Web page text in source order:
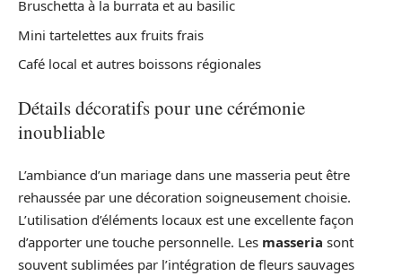
Bruschetta à la burrata et au basilic
Mini tartelettes aux fruits frais
Café local et autres boissons régionales
Détails décoratifs pour une cérémonie
inoubliable
L’ambiance d’un mariage dans une masseria peut être
rehaussée par une décoration soigneusement choisie.
L’utilisation d’éléments locaux est une excellente façon
d’apporter une touche personnelle. Les masseria sont
souvent sublimées par l’intégration de fleurs sauvages